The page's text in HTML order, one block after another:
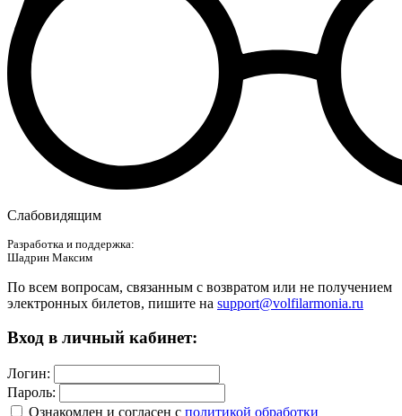
Слабовидящим
Разработка и поддержка:
Шадрин Максим
По всем вопросам, связанным с возвратом или не получением
электронных билетов, пишите на support@volfilarmonia.ru
Вход в личный кабинет:
Логин:
Пароль:
Ознакомлен и согласен c политикой обработки